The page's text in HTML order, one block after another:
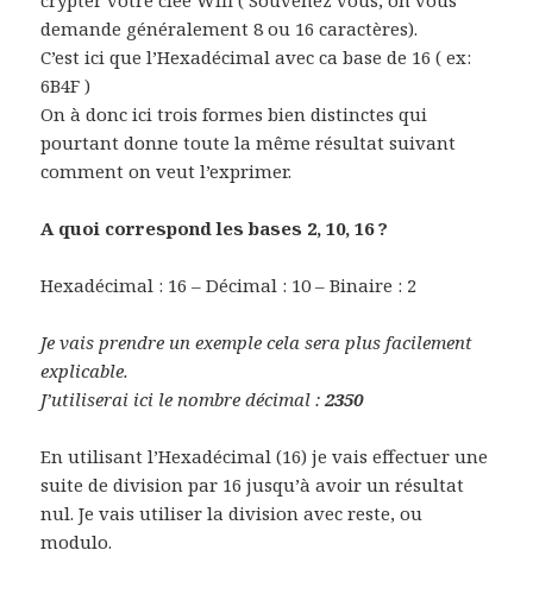
demande généralement 8 ou 16 caractères).
C’est ici que l’Hexadécimal avec ca base de 16 ( ex:
6B4F )
On à donc ici trois formes bien distinctes qui
pourtant donne toute la même résultat suivant
comment on veut l’exprimer.
A quoi correspond les bases 2, 10, 16 ?
Hexadécimal : 16 – Décimal : 10 – Binaire : 2
Je vais prendre un exemple cela sera plus facilement
explicable.
J’utiliserai ici le nombre décimal :2350
En utilisant l’Hexadécimal (16) je vais effectuer une
suite de division par 16 jusqu’à avoir un résultat
nul. Je vais utiliser la division avec reste, ou
modulo.